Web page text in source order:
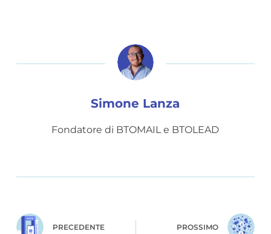
Simone Lanza
Fondatore di BTOMAIL e BTOLEAD
PRECEDENTE PROSSIMO